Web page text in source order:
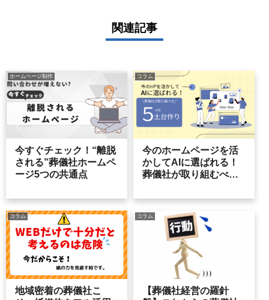
関連記事
ホームページ制作
今すぐチェック！“離脱
される”葬儀社ホームペ
ージ5つの共通点
コラム
今のホームページを活
かしてAIに選ばれる！
葬儀社が取り組むべき
対策）」
コラム
地域密着の葬儀社こ
コラム
【葬儀社経営の羅針